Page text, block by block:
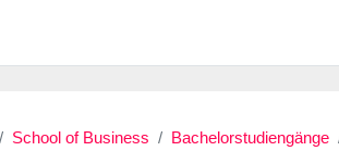
School of Business Bachelorstudiengänge